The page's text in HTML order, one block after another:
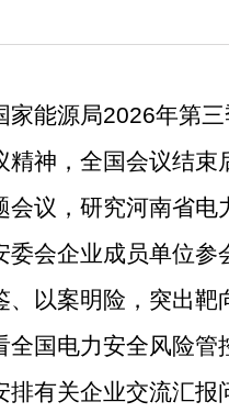
家能源局2026年第
精神，全国会议结
会议，研究河南省
委会企业成员单位参
、以案明险，突出
全国电力安全风险
排有关企业交流汇报